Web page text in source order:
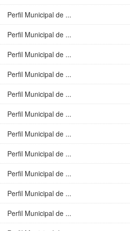
Perfil Municipal de ...
Perfil Municipal de ...
Perfil Municipal de ...
Perfil Municipal de ...
Perfil Municipal de ...
Perfil Municipal de ...
Perfil Municipal de ...
Perfil Municipal de ...
Perfil Municipal de ...
Perfil Municipal de ...
Perfil Municipal de ...